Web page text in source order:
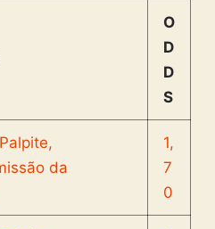
O
D
D
S
1,
7
0